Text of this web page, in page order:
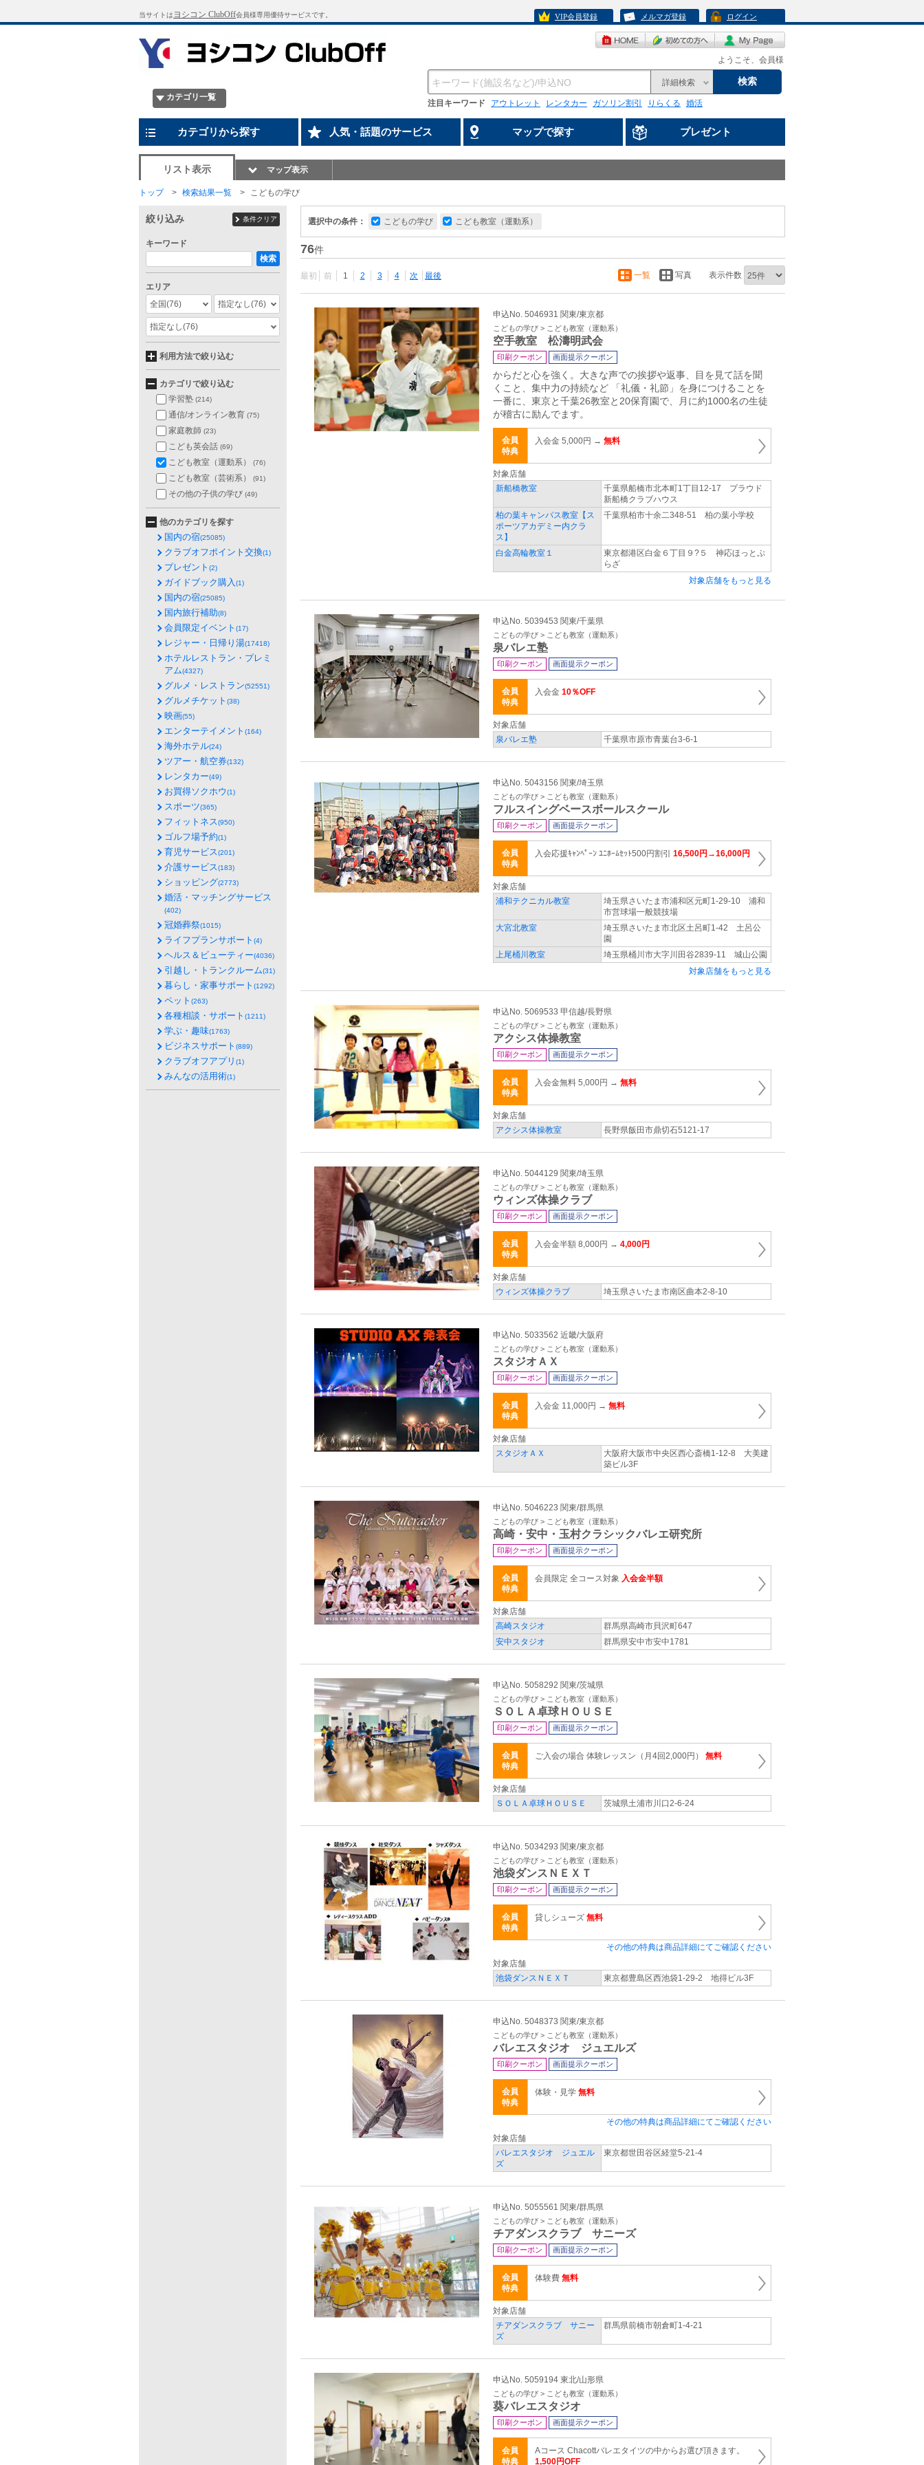
当サイトは ヨシコン ClubOff会員様専用優待サービスです。 VIP会員登録 メルマガ登録 ログイン
ようこそ、会員様
カテゴリ一覧
詳細検索 検索
注目キーワード アウトレット レンタカー ガソリン割引 りらくる 婚活
カテゴリから探す 人気・話題のサービス マップで探す プレゼント
リスト表示 マップ表示
トップ 検索結果一覧 こどもの学び
選択中の条件： こどもの学び こども教室（運動系）
76件
最初 前 1 2 3 4 次 最後 一覧 写真 表示件数
申込No. 5046931 関東/東京都
こどもの学び > こども教室（運動系）
空手教室 松濤明武会
印刷クーポン 画面提示クーポン
からだと心を強く。大きな声での挨拶や返事、目を見て話を聞
くこと、集中力の持続など 「礼儀・礼節」を身につけることを
一番に、東京と千葉26教室と20保育園で、月に約1000名の生徒
が稽古に励んでます。
会員
特典
入会金 5,000円 → 無料
対象店舗
新船橋教室
千葉県船橋市北本町1丁目12-17 プラウド
新船橋クラブハウス
柏の葉キャンパス教室【ス
ポーツアカデミー内クラ
ス】
千葉県柏市十余二348-51 柏の葉小学校
白金高輪教室１
東京都港区白金６丁目９?５ 神応ほっとぷ
らざ
対象店舗をもっと見る
申込No. 5039453 関東/千葉県
こどもの学び > こども教室（運動系）
泉バレエ塾
印刷クーポン 画面提示クーポン
会員
特典
入会金 10％OFF
対象店舗
泉バレエ塾
千葉県市原市青葉台3-6-1
申込No. 5043156 関東/埼玉県
こどもの学び > こども教室（運動系）
フルスイングベースボールスクール
印刷クーポン 画面提示クーポン
会員
特典
入会応援ｷｬﾝﾍﾟｰﾝ ﾕﾆﾎｰﾑｾｯﾄ500円割引 16,500円→16,000円
対象店舗
浦和テクニカル教室
埼玉県さいたま市浦和区元町1-29-10 浦和
市営球場一般競技場
大宮北教室
埼玉県さいたま市北区土呂町1-42 土呂公
園
上尾桶川教室
埼玉県桶川市大字川田谷2839-11 城山公園
対象店舗をもっと見る
申込No. 5069533 甲信越/長野県
こどもの学び > こども教室（運動系）
アクシス体操教室
印刷クーポン 画面提示クーポン
会員
特典
入会金無料 5,000円 → 無料
対象店舗
アクシス体操教室
長野県飯田市鼎切石5121-17
申込No. 5044129 関東/埼玉県
こどもの学び > こども教室（運動系）
ウィンズ体操クラブ
印刷クーポン 画面提示クーポン
会員
特典
入会金半額 8,000円 → 4,000円
対象店舗
ウィンズ体操クラブ
埼玉県さいたま市南区曲本2-8-10
申込No. 5033562 近畿/大阪府
こどもの学び > こども教室（運動系）
スタジオＡＸ
印刷クーポン 画面提示クーポン
会員
特典
入会金 11,000円 → 無料
対象店舗
スタジオＡＸ
大阪府大阪市中央区西心斎橋1-12-8 大美建
築ビル3F
申込No. 5046223 関東/群馬県
こどもの学び > こども教室（運動系）
高崎・安中・玉村クラシックバレエ研究所
印刷クーポン 画面提示クーポン
会員
特典
会員限定 全コース対象 入会金半額
対象店舗
高崎スタジオ
群馬県高崎市貝沢町647
安中スタジオ
群馬県安中市安中1781
申込No. 5058292 関東/茨城県
こどもの学び > こども教室（運動系）
ＳＯＬＡ卓球ＨＯＵＳＥ
印刷クーポン 画面提示クーポン
会員
特典
ご入会の場合 体験レッスン（月4回2,000円） 無料
対象店舗
ＳＯＬＡ卓球ＨＯＵＳＥ
茨城県土浦市川口2-6-24
申込No. 5034293 関東/東京都
こどもの学び > こども教室（運動系）
池袋ダンスＮＥＸＴ
印刷クーポン 画面提示クーポン
会員
特典
貸しシューズ 無料
その他の特典は商品詳細にてご確認ください
対象店舗
池袋ダンスＮＥＸＴ
東京都豊島区西池袋1-29-2 地得ビル3F
申込No. 5048373 関東/東京都
こどもの学び > こども教室（運動系）
バレエスタジオ ジュエルズ
印刷クーポン 画面提示クーポン
会員
特典
体験・見学 無料
その他の特典は商品詳細にてご確認ください
対象店舗
バレエスタジオ ジュエル
ズ
東京都世田谷区経堂5-21-4
申込No. 5055561 関東/群馬県
こどもの学び > こども教室（運動系）
チアダンスクラブ サニーズ
印刷クーポン 画面提示クーポン
会員
特典
体験費 無料
対象店舗
チアダンスクラブ サニー
ズ
群馬県前橋市朝倉町1-4-21
申込No. 5059194 東北/山形県
こどもの学び > こども教室（運動系）
葵バレエスタジオ
印刷クーポン 画面提示クーポン
会員
特典
Aコース Chacottバレエタイツの中からお選び頂きます。
1,500円OFF
絞り込み 条件クリア
キーワード
検索
エリア
全国(76) 指定なし(76)
指定なし(76)
利用方法で絞り込む
カテゴリで絞り込む
学習塾 (214)
通信/オンライン教育 (75)
家庭教師 (23)
こども英会話 (69)
こども教室（運動系） (76)
こども教室（芸術系） (91)
その他の子供の学び (49)
他のカテゴリを探す
国内の宿(25085)
クラブオフポイント交換(1)
プレゼント (2)
ガイドブック購入(1)
国内の宿(25085)
国内旅行補助(8)
会員限定イベント (17)
レジャー・日帰り湯(17418)
ホテルレストラン・プレミ
アム(4327)
グルメ・レストラン(52551)
グルメチケット (38)
映画(55)
エンターテイメント (164)
海外ホテル(24)
ツアー・航空券(132)
レンタカー(49)
お買得ソクホウ(1)
スポーツ(365)
フィットネス(950)
ゴルフ場予約(1)
育児サービス(201)
介護サービス(183)
ショッピング(2773)
婚活・マッチングサービス
(402)
冠婚葬祭(1015)
ライフプランサポート (4)
ヘルス＆ビューティー(4036)
引越し・トランクルーム(31)
暮らし・家事サポート (1292)
ペット (263)
各種相談・サポート (1211)
学ぶ・趣味(1763)
ビジネスサポート (889)
クラブオフアプリ (1)
みんなの活用術(1)